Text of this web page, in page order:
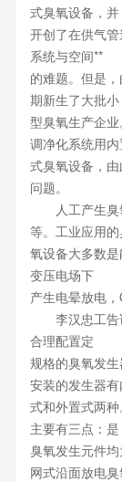
式臭氧设备，并
开创了在供气
系统与空间**
的难题。但是
期新生了大批小
型臭氧生产企
调净化系统用内
式臭氧设备，
问题。
人工产生臭
等。工业应用的
氧设备大多数
变压电场下
产生电晕放电，
李汉忠工告
合理配置定
规格的臭氧发
安装的发生器有
式和外置式两
主要有三点：是
臭氧发生元件
网式沿面放电